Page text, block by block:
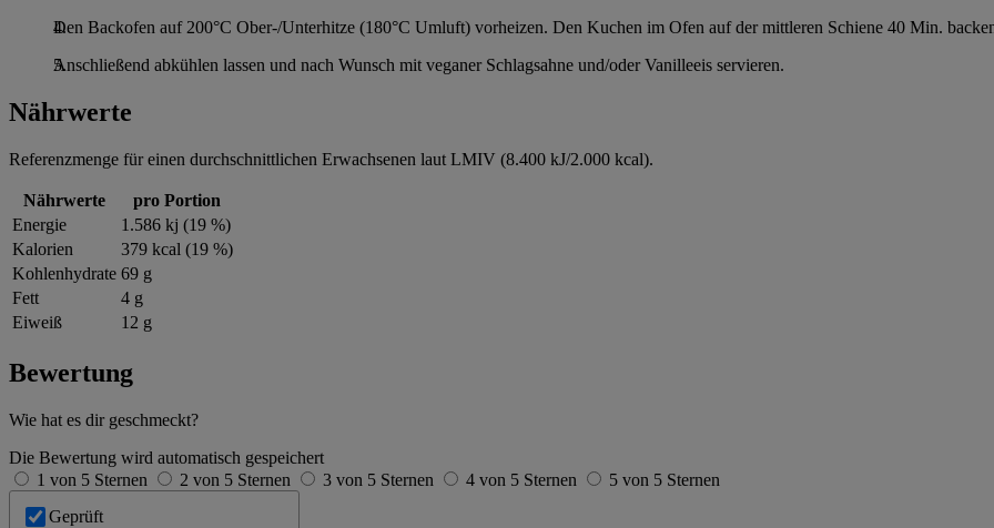
Den Backofen auf 200°C Ober-/Unterhitze (180°C Umluft) vorheizen. Den Kuchen im Ofen auf der mittleren Schiene 40 Min.
Anschließend abkühlen lassen und nach Wunsch mit veganer Schlagsahne und/oder Vanilleeis servieren.
Nährwerte
Referenzmenge für einen durchschnittlichen Erwachsenen laut LMIV (8.400 kJ/2.000 kcal).
Nährwerte
pro Portion
Energie
1.586 kj (19 %)
Kalorien
379 kcal (19 %)
Kohlenhydrate 69 g
Fett
4 g
Eiweiß
12 g
Bewertung
Wie hat es dir geschmeckt?
Die Bewertung wird automatisch gespeichert
1 von 5 Sternen
2 von 5 Sternen 3 von 5 Sternen 4 von 5 Sternen
5 von 5 Sternen
Geprüft